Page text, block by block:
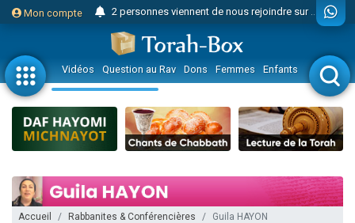
Mon compte 2 personnes viennent de nous rejoindre sur WhatsApp
2 nouvelles musiques dans Torah-Box Music
8 personnes viennent de faire un don pour Tsédaka : pauvres d'Israel
4 personnes viennent de faire un don pour Diane, 80 ans, dans un appartement insalubre
Nouvelle émission radio : Visions de grandeur n°104 : Le Chabbath et le Birkat Hamazone à travers le temps
61 personnes viennent de demander une bénédiction
39 personnes viennent de faire un don pour Sauvez la jambe de Yohan
Il reste 49 places pour étudier en groupe sur Zoom
Vidéos Question au Rav Dons Femmes Enfants Etude sur
Accueil Rabbanites & Conférencières Guila HAYON